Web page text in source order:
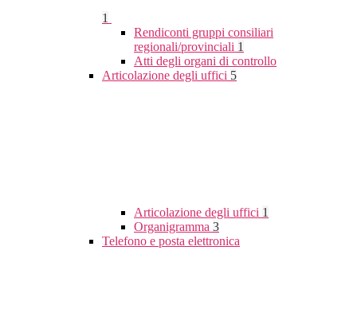
1
Rendiconti gruppi consiliari
regionali/provinciali 1
Atti degli organi di controllo
Articolazione degli uffici 5
Articolazione degli uffici 1
Organigramma 3
Telefono e posta elettronica